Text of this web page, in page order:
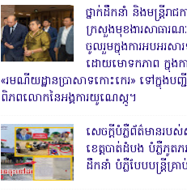
ថ្នាក់ដឹកនាំ និងមន្ត្រីរាជ
ក្រសួងមុខងារសាធារ
ចូលរួមក្នុងការអបអរសា
ដោយមោទកភាព ក្នុងក
«រមណីយដ្ឋានប្រាសាទកោះកេរ» ទៅក្នុងប
ពិភពលោកនៃអង្គការយូណេស្កូ។
សេចក្តីបំភ្លឺព័ត៌មានរបស់
ខេត្តបាត់ដំបង បំភ្លឺភូត
ដឹកនាំ បំភ្លឺបែបបន្ត្រីគ្រ